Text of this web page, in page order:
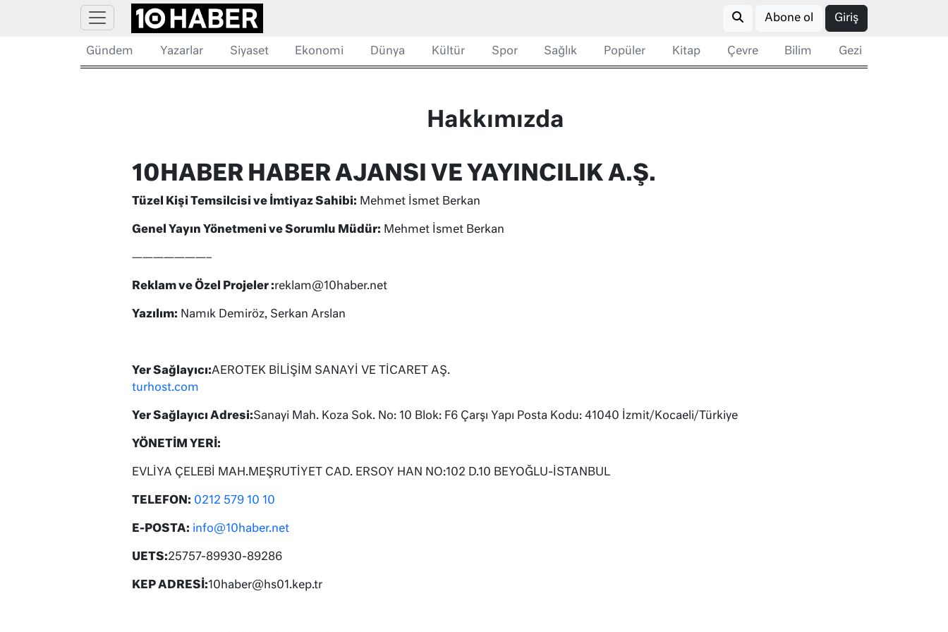
Abone ol Giriş
Gündem Yazarlar Siyaset Ekonomi Dünya Kültür Spor Sağlık Popüler Kitap Çevre Bilim Gezi
Hakkımızda
10HABER HABER AJANSI VE YAYINCILIK A.Ş.
Tüzel Kişi Temsilcisi ve İmtiyaz Sahibi: Mehmet İsmet Berkan
Genel Yayın Yönetmeni ve Sorumlu Müdür: Mehmet İsmet Berkan
———————–
Reklam ve Özel Projeler :reklam@10haber.net
Yazılım: Namık Demiröz, Serkan Arslan
Yer Sağlayıcı:AEROTEK BİLİŞİM SANAYİ VE TİCARET AŞ.
turhost.com
Yer Sağlayıcı Adresi:Sanayi Mah. Koza Sok. No: 10 Blok: F6 Çarşı Yapı Posta Kodu: 41040 İzmit/Kocaeli/Türkiye
YÖNETİM YERİ:
EVLİYA ÇELEBİ MAH.MEŞRUTİYET CAD. ERSOY HAN NO:102 D.10 BEYOĞLU-İSTANBUL
TELEFON: 0212 579 10 10
E-POSTA: info@10haber.net
UETS:25757-89930-89286
KEP ADRESİ:10haber@hs01.kep.tr